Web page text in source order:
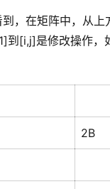
，在矩阵中，从
到[i,j]是修改操作
2B